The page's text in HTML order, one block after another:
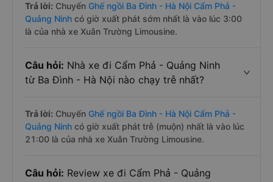
Trả lời: Chuyến Ghế ngồi Ba Đình - Hà Nội Cẩm Phả -
Quảng Ninh có giờ xuất phát sớm nhất là vào lúc 3:00
là của nhà xe Xuân Trường Limousine.
Câu hỏi: Nhà xe đi Cẩm Phả - Quảng Ninh
từ Ba Đình - Hà Nội nào chạy trễ nhất?
Trả lời: Chuyến Ghế ngồi Ba Đình - Hà Nội Cẩm Phả -
Quảng Ninh có giờ xuất phát trễ (muộn) nhất là vào lúc
21:00 là của nhà xe Xuân Trường Limousine.
Câu hỏi: Review xe đi Cẩm Phả - Quảng